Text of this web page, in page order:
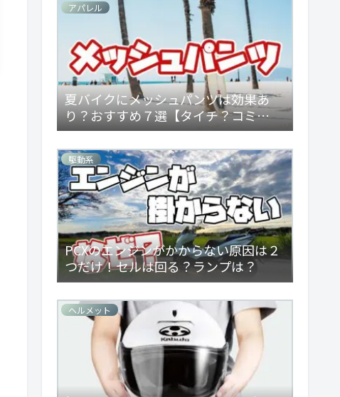
アパレル
夏バイクにメッシュパンツは効果あ
り？おすすめ７選【タイチ？コミ
ネ？】
駆動系
PCXのエンジンがかからない原因は２
つだけ！セルは回る？ランプは？
ヘルメット